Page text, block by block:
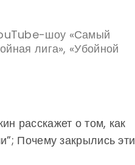
шоу «Самый
лига», «Убойной
расскажет о том, как
Почему закрылись эти